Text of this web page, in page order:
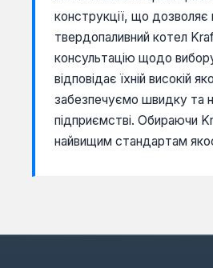
конструкції, що дозволяє
твердопаливний котел
консультацію щодо
відповідає їхній високій
забезпечуємо швидку та
підприємстві. Обираючи
найвищим стандартам